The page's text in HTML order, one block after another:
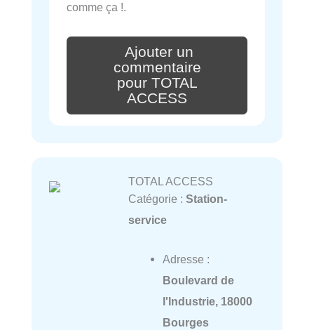
comme ça !.
Ajouter un
commentaire
pour TOTAL
ACCESS
TOTAL ACCESS
Catégorie : Station-
service
Adresse :
Boulevard de
l'Industrie, 18000
Bourges